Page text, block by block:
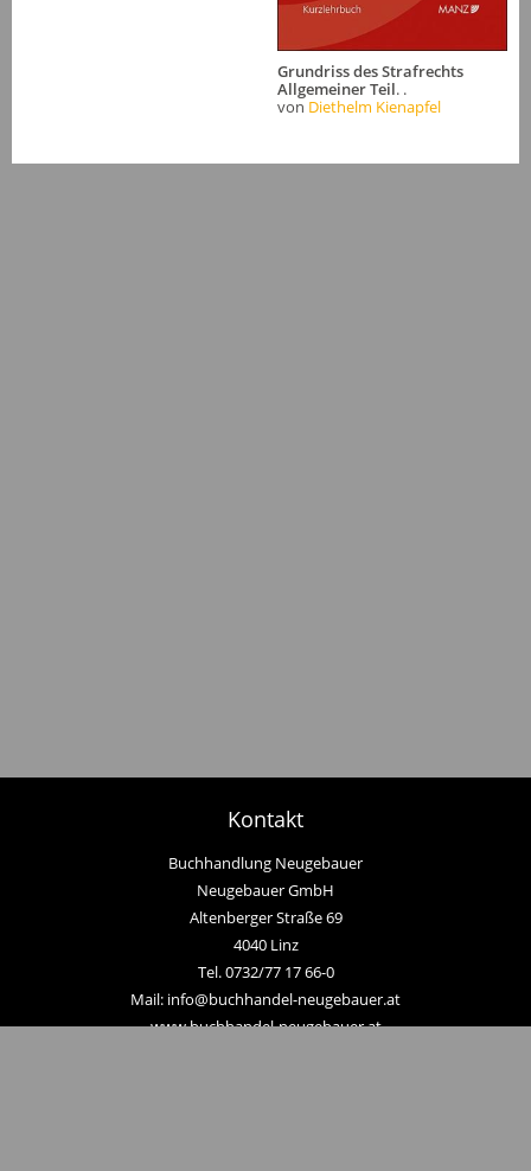
Grundriss des Strafrechts
Allgemeiner Teil. .
von Diethelm Kienapfel
Kontakt
Buchhandlung Neugebauer
Neugebauer GmbH
Altenberger Straße 69
4040 Linz
Tel. 0732/77 17 66-0
Mail: info@buchhandel-neugebauer.at
www.buchhandel-neugebauer.at